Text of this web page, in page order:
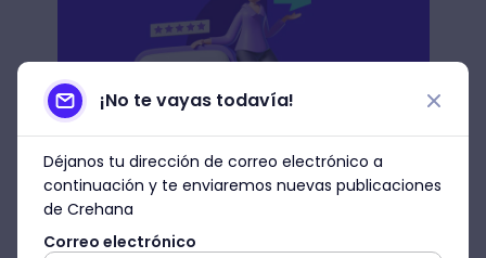
6. Queremos seguir siendo
¡No te vayas todavía!
Déjanos tu dirección de correo electrónico a
continuación y te enviaremos nuevas publicaciones
de Crehana
Correo electrónico